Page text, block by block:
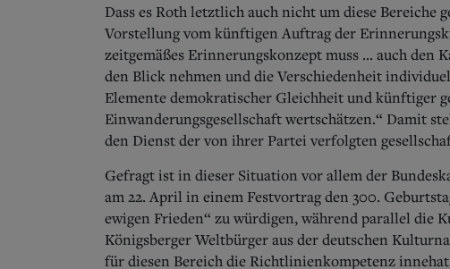
Dass es Roth letztlich auch nicht um diese
Vorstellung vom künftigen Auftrag der
zeitgemäßes Erinnerungskonzept muss ... auch
den Blick nehmen und die Verschiedenheit
Elemente demokratischer Gleichheit und künftiger
Einwanderungsgesellschaft wertschätzen.“ Damit
den Dienst der von ihrer Partei verfolgten
Gefragt ist in dieser Situation vor allem der
am 22. April in einem Festvortrag den 300.
ewigen Frieden“ zu würdigen, während parallel die
Königsberger Weltbürger aus der deutschen
für diesen Bereich die Richtlinienkompetenz